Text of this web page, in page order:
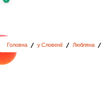
Головна / у Словенії / Любляна /